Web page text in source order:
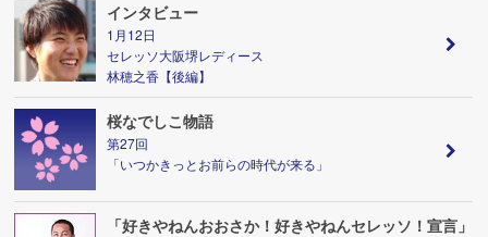
インタビュー
1月12日
セレッソ大阪堺レディース
林穂之香【後編】
桜なでしこ物語
第27回
「いつかきっとお前らの時代が来る」
「好きやねんおおさか！好きやねんセレッソ！宣言」